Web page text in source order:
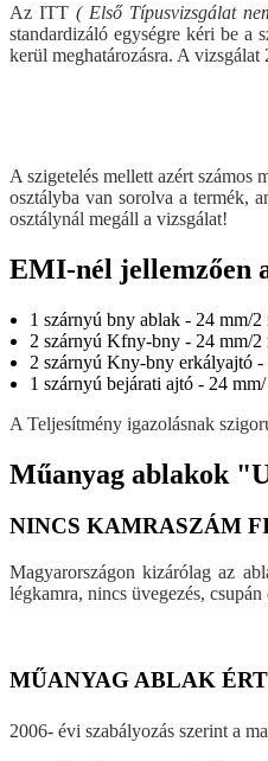
Az ITT( Első Típusvizsgálat
standardizáló egységre kéri be a
kerül meghatározásra. A
A szigetelés mellett azért számos
osztályba van sorolva a termék,
osztálynál megáll a vizsgálat!
EMI-nél jellemzően
1 szárnyú bny ablak - 24 mm/
2 szárnyú Kfny-bny - 24 mm/2
2 szárnyú Kny-bny erkályajtó
1 szárnyú bejárati ajtó - 24
A Teljesítmény igazolásnak
Műanyag ablakok
NINCS KAMRASZÁM
Magyarországon kizárólag az
légkamra, nincs üvegezés,
MŰANYAG ABLAK
2006- évi szabályozás szerint a